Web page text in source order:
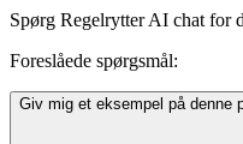
Spørg Regelrytter AI chat for
Foreslåede spørgsmål:
Giv mig et eksempel på denne